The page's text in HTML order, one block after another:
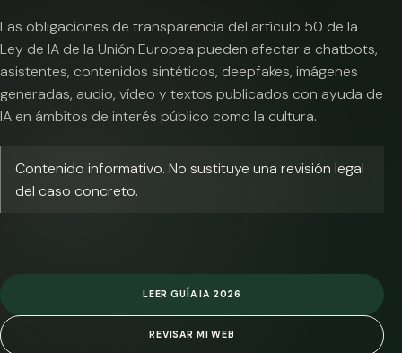
Las obligaciones de transparencia del artículo 50 de la
Ley de IA de la Unión Europea pueden afectar a chatbots,
asistentes, contenidos sintéticos, deepfakes, imágenes
generadas, audio, vídeo y textos publicados con ayuda de
IA en ámbitos de interés público como la cultura.
Contenido informativo. No sustituye una revisión legal
del caso concreto.
LEER GUÍA IA 2026
REVISAR MI WEB